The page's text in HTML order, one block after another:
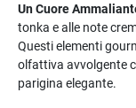
Un Cuore
tonka e alle note
Questi elementi
olfattiva avvolgente
parigina elegante.